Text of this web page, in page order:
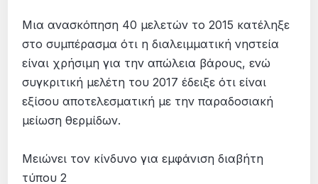
Μια ανασκόπηση 40 μελετών το 2015 κατέληξε
στο συμπέρασμα ότι η διαλειμματική νηστεία
είναι χρήσιμη για την απώλεια βάρους, ενώ
συγκριτική μελέτη του 2017 έδειξε ότι είναι
εξίσου αποτελεσματική με την παραδοσιακή
μείωση θερμίδων.
Μειώνει τον κίνδυνο για εμφάνιση διαβήτη
τύπου 2